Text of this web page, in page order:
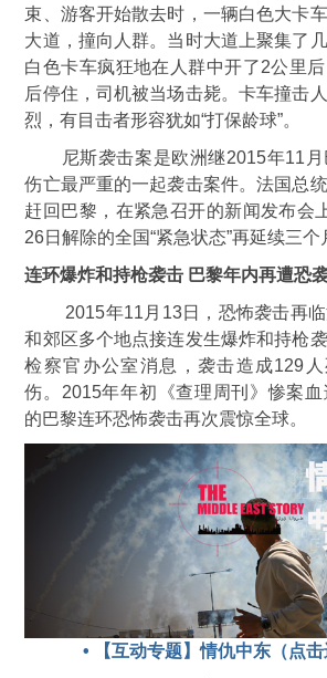
束、游客开始散去时，一辆白色大卡
大道，撞向人群。当时大道上聚集了
白色卡车疯狂地在人群中开了2公里
后停住，司机被当场击毙。卡车撞击
烈，有目击者形容犹如“打保龄球”。
尼斯袭击案是欧洲继2015年11月
伤亡最严重的一起袭击案件。法国总
赶回巴黎，在紧急召开的新闻发布会
26日解除的全国“紧急状态”再延续三个
连环爆炸和持枪袭击 巴黎年内再遭恐
2015年11月13日，恐怖袭击再临
和郊区多个地点接连发生爆炸和持枪
检察官办公室消息，袭击造成129
伤。2015年年初《查理周刊》惨案
的巴黎连环恐怖袭击再次震惊全球。
• 【互动专题】情仇中东（点击